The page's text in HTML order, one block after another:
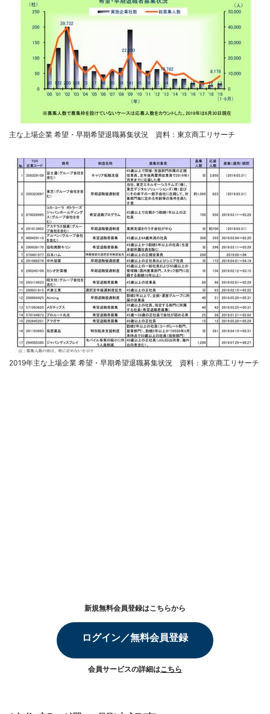
主な上場企業 希望・早期希望退職募集状況 資料：東京商工リサーチ
2019年主な上場企業 希望・早期希望退職募集状況 資料：東京商工リサーチ
新規無料会員登録はこちらから
ログイン／無料会員登録
会員サービスの詳細はこちら